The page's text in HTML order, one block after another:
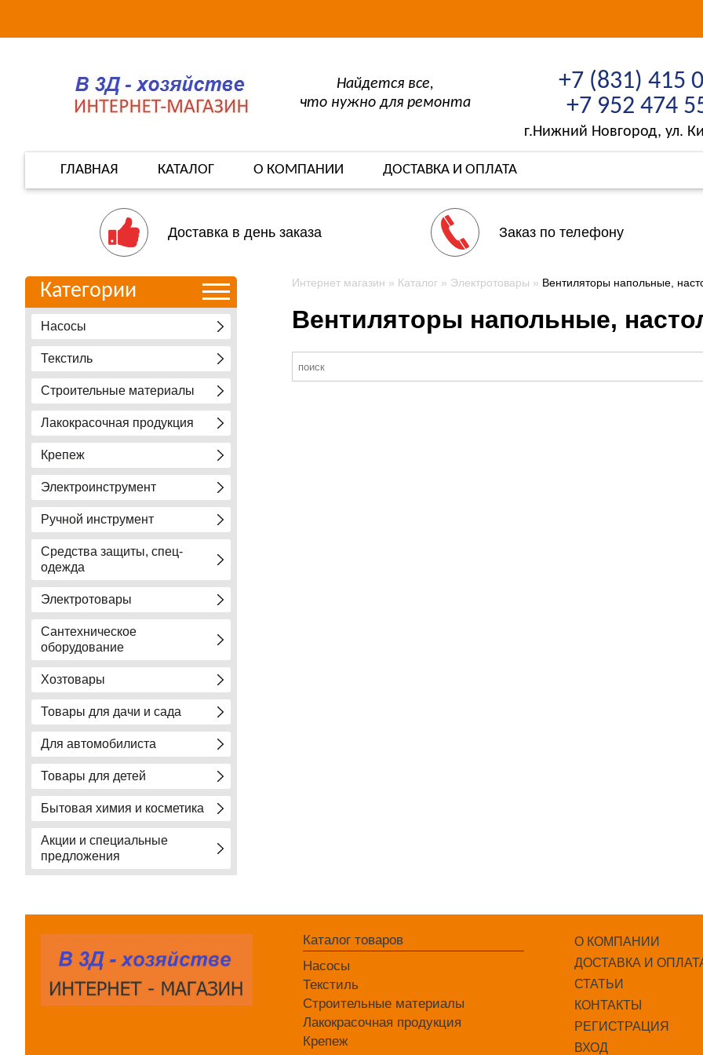
Найдется все,
что нужно для ремонта
+7 (831) 415
+7 952 474
г.Нижний Новгород, ул.
ГЛАВНАЯ КАТАЛОГ О КОМПАНИИ ДОСТАВКА И ОПЛАТА
Доставка в день заказа Заказ по телефону
Категории
Насосы
Текстиль
Строительные материалы
Лакокрасочная продукция
Крепеж
Электроинструмент
Ручной инструмент
Средства защиты, спец-
одежда
Электротовары
Сантехническое
оборудование
Хозтовары
Товары для дачи и сада
Для автомобилиста
Товары для детей
Бытовая химия и косметика
Акции и специальные
предложения
Интернет магазин Каталог Электротовары Вентиляторы напольные,
Вентиляторы напольные,
Каталог товаров
Насосы
Текстиль
Строительные материалы
Лакокрасочная продукция
Крепеж
О КОМПАНИИ
ДОСТАВКА И
СТАТЬИ
КОНТАКТЫ
РЕГИСТРАЦИЯ
ВХОД